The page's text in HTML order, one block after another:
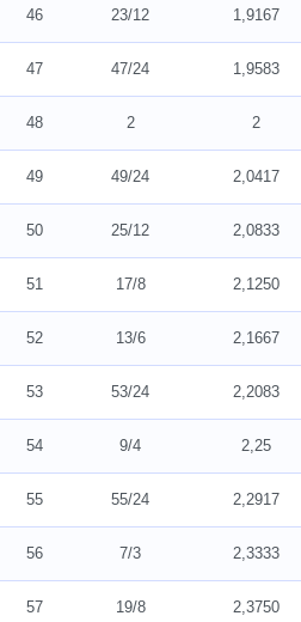
46 23/12 1,9167
47 47/24 1,9583
48 2 2
49 49/24 2,0417
50 25/12 2,0833
51 17/8 2,1250
52 13/6 2,1667
53 53/24 2,2083
54 9/4 2,25
55 55/24 2,2917
56 7/3 2,3333
57 19/8 2,3750